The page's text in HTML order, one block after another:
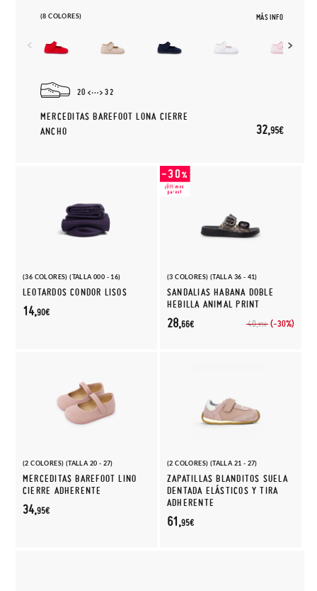
(8 COLORES) MÁS INFO
20 32
MERCEDITAS BAREFOOT LONA CIERRE
ANCHO
32,95€
(36 COLORES) (TALLA 000 - 16)
LEOTARDOS CONDOR LISOS
14,90€
(3 COLORES) (TALLA 36 - 41)
SANDALIAS HABANA DOBLE
HEBILLA ANIMAL PRINT
40,95€ (-30%)
28,66€
(2 COLORES) (TALLA 20 - 27)
MERCEDITAS BAREFOOT LINO
CIERRE ADHERENTE
34,95€
(2 COLORES) (TALLA 21 - 27)
ZAPATILLAS BLANDITOS SUELA
DENTADA ELÁSTICOS Y TIRA
ADHERENTE
61,95€